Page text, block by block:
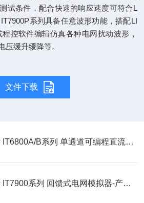
试条件，配合快速的响应速度可符合L
系列具备任意波形功能，搭配LI
控软件编辑仿真各种电网扰动波形，
压缓升缓降等。
文件下载
艾德克斯 IT6800A/B系列 单通道可编程直流电源-通讯协议
艾德克斯 IT7900系列 回馈式电网模拟器-产品折页